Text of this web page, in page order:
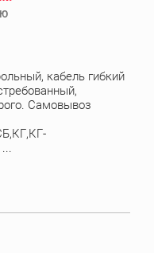
кабель гибкий
Самовывоз